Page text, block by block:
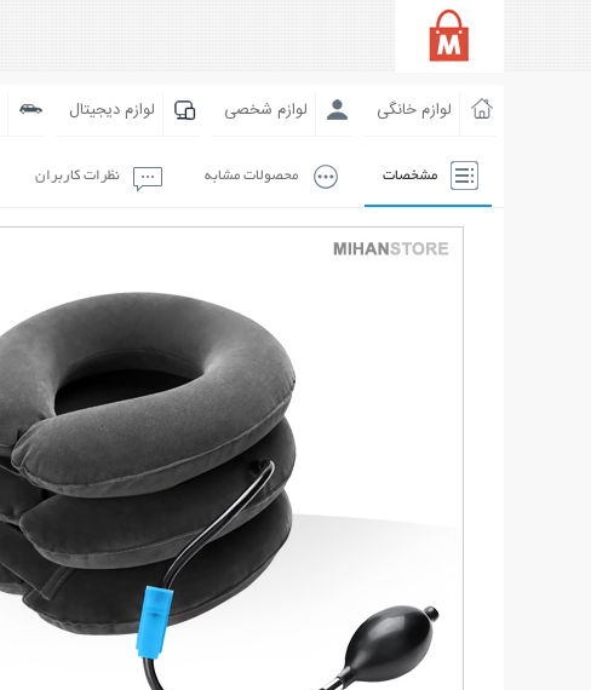
لوازم خانگی لوازم شخصی لوازم دیجیتال
مشخصات محصولات مشابه نظرات کاربران